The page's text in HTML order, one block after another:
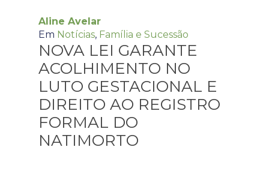
Aline Avelar
Em Notícias, Família e Sucessão
NOVA LEI GARANTE
ACOLHIMENTO NO
LUTO GESTACIONAL E
DIREITO AO REGISTRO
FORMAL DO
NATIMORTO